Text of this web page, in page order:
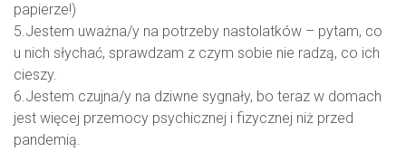
papierze!)
5.Jestem uważna/y na potrzeby nastolatków – pytam, co
u nich słychać, sprawdzam z czym sobie nie radzą, co ich
cieszy.
6.Jestem czujna/y na dziwne sygnały, bo teraz w domach
jest więcej przemocy psychicznej i fizycznej niż przed
pandemią.